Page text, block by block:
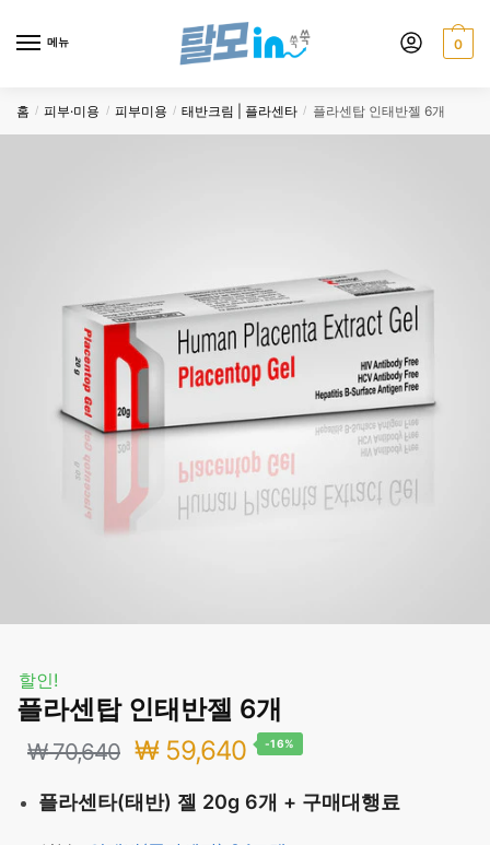
메뉴 0
홈 / 피부·미용 / 피부미용 / 태반크림 | 플라센타 / 플라센탑 인태반젤 6개
할인!
플라센탑 인태반젤 6개
₩70,640 원
래
₩59,640현
재
-16%
플라센타(태반) 젤 20g 6개 + 구매대행료